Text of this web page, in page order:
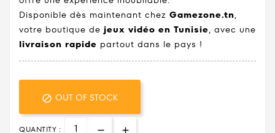
Disponible dès maintenant chez Gamezone.tn,
votre boutique de jeux vidéo en Tunisie, avec une
livraison rapide partout dans le pays !
 OUT OF STOCK
QUANTITY :